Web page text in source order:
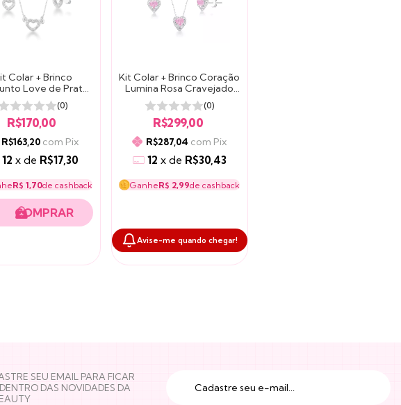
Colar + Brinco
Love de Prata
Vazado
Cravejado(0)
R$170,00
R$163,20 com Pix
12 x de R$17,30
R$ 1,70de cashback
Kit Colar + Brinco Coração
Lumina Rosa Cravejado
de Prata (0)
R$299,00
R$287,04 com Pix
12 x de R$30,43
GanheR$ 2,99de cashback
Avise-me quando chegar!
SEU EMAIL PARA FICAR
DAS NOVIDADES DA